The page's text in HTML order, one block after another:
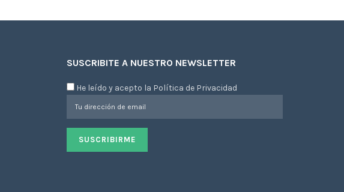
SUSCRIBITE A NUESTRO NEWSLETTER
He leído y acepto la Política de Privacidad